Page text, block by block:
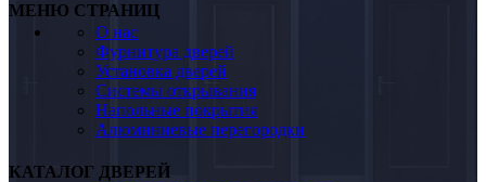
МЕНЮ СТРАНИЦ
О нас
Фурнитура дверей
Установка дверей
Системы открывания
Напольные покрытия
Алюминиевые перегородки
КАТАЛОГ ДВЕРЕЙ